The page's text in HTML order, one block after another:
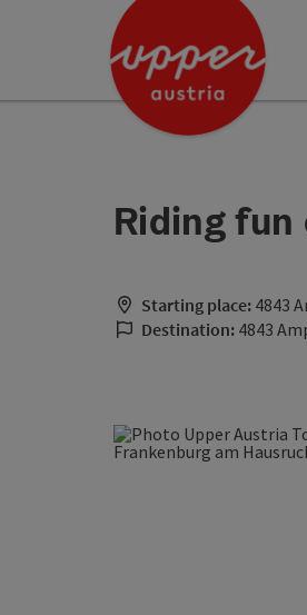
Accesskey
Accesskey
Riding fun
Starting place: 4843
Destination: 4843